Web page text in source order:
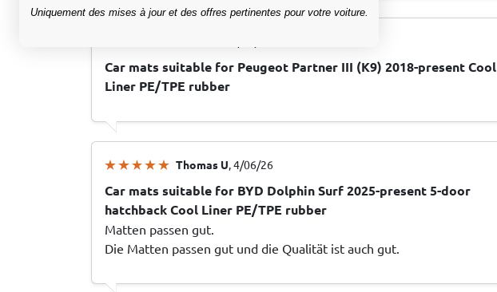
Car mats suitable for Peugeot Partner III (K9) 2018-present Cool
Liner PE/TPE rubber
Thomas U, 4/06/26
Car mats suitable for BYD Dolphin Surf 2025-present 5-door
hatchback Cool Liner PE/TPE rubber
Matten passen gut.
Die Matten passen gut und die Qualität ist auch gut.
Uniquement des mises à jour et des offres pertinentes pour votre voiture.